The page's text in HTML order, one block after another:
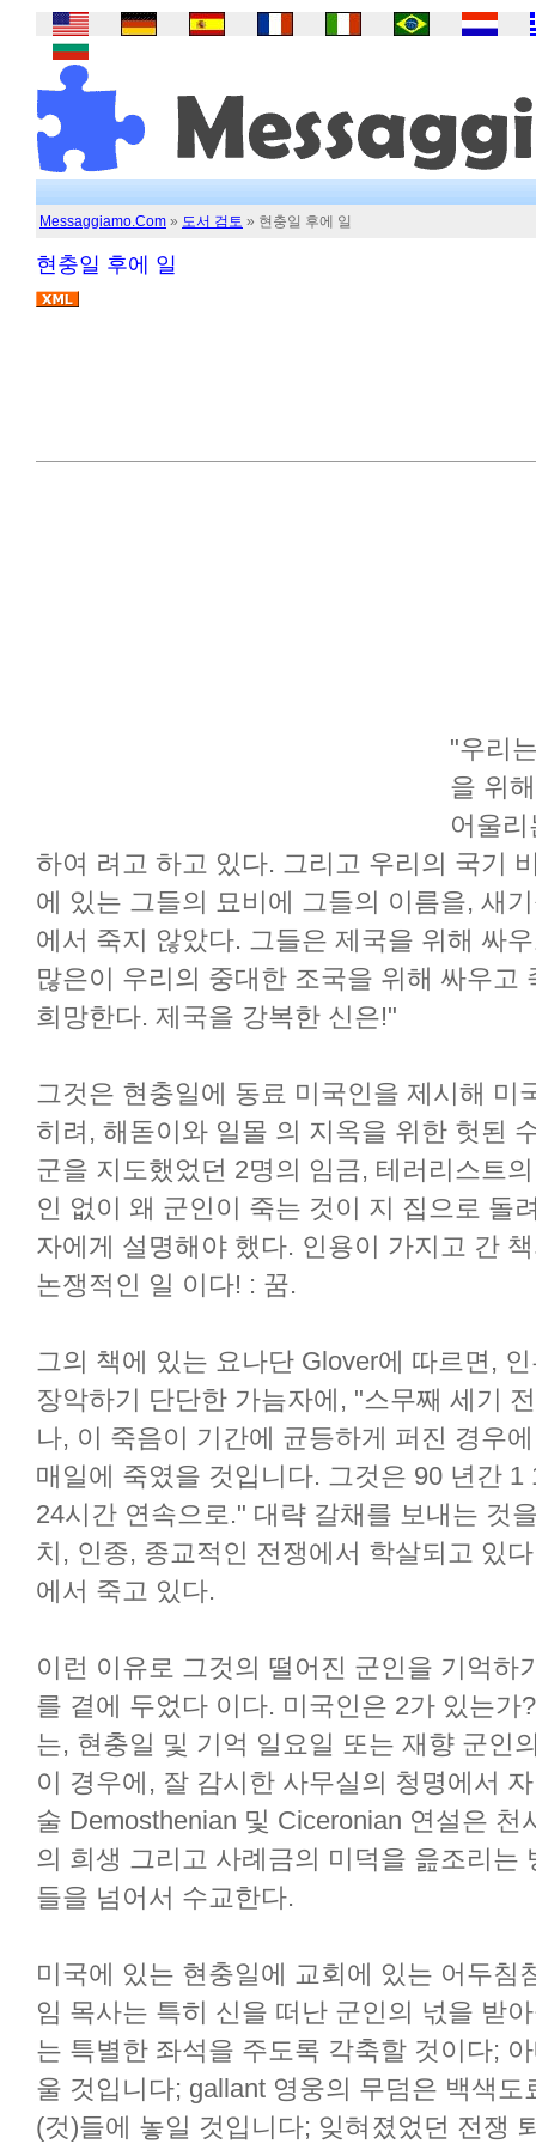
Messaggiamo.Com » 도서 검토 » 현충일 후에 일
현충일 후에 일
"우리
을 위
어울
하여 려고 하고 있다. 그리고 우리의 국기
에 있는 그들의 묘비에 그들의 이름을, 새
에서 죽지 않았다. 그들은 제국을 위해 싸
많은이 우리의 중대한 조국을 위해 싸우고
희망한다. 제국을 강복한 신은!"
그것은 현충일에 동료 미국인을 제시해 미
히려, 해돋이와 일몰 의 지옥을 위한 헛된
군을 지도했었던 2명의 임금, 테러리스트
인 없이 왜 군인이 죽는 것이 지 집으로 돌
자에게 설명해야 했다. 인용이 가지고 간
논쟁적인 일 이다! : 꿈.
그의 책에 있는 요나단 Glover에 따르면,
장악하기 단단한 가늠자에, "스무째 세기
나, 이 죽음이 기간에 균등하게 퍼진 경우
매일에 죽였을 것입니다. 그것은 90 년간
24시간 연속으로." 대략 갈채를 보내는 것
치, 인종, 종교적인 전쟁에서 학살되고 있
에서 죽고 있다.
이런 이유로 그것의 떨어진 군인을 기억하
를 곁에 두었다 이다. 미국인은 2가 있는
는, 현충일 및 기억 일요일 또는 재향 군인
이 경우에, 잘 감시한 사무실의 청명에서
술 Demosthenian 및 Ciceronian 연설은
의 희생 그리고 사례금의 미덕을 읊조리는
들을 넘어서 수교한다.
미국에 있는 현충일에 교회에 있는 어두침
임 목사는 특히 신을 떠난 군인의 넋을 받
는 특별한 좌석을 주도록 각축할 것이다;
울 것입니다; gallant 영웅의 무덤은 백색
(것)들에 놓일 것입니다; 잊혀졌었던 전쟁